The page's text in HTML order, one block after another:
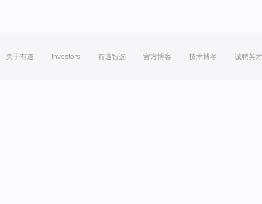
关于有道 Investors 有道智选 官方博客 技术博客 诚聘英才